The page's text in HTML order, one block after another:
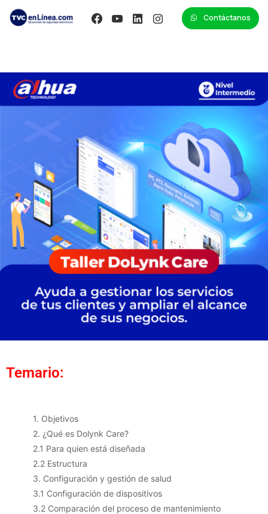
Contáctanos
Temario:
1. Objetivos
2. ¿Qué es Dolynk Care?
2.1 Para quien está diseñada
2.2 Estructura
3. Configuración y gestión de salud
3.1 Configuración de dispositivos
3.2 Comparación del proceso de mantenimiento